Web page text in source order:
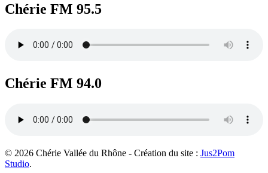
Chérie FM 95.5
Chérie FM 94.0
© 2026 Chérie Vallée du Rhône - Création du site : Jus2Pom
Studio.